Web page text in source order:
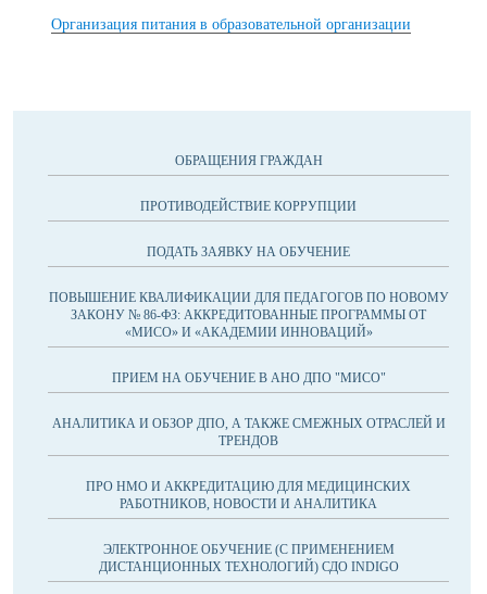
Организация питания в образовательной организации
ОБРАЩЕНИЯ ГРАЖДАН
ПРОТИВОДЕЙСТВИЕ КОРРУПЦИИ
ПОДАТЬ ЗАЯВКУ НА ОБУЧЕНИЕ
ПОВЫШЕНИЕ КВАЛИФИКАЦИИ ДЛЯ ПЕДАГОГОВ ПО НОВОМУ
ЗАКОНУ № 86-ФЗ: АККРЕДИТОВАННЫЕ ПРОГРАММЫ ОТ
«МИСО» И «АКАДЕМИИ ИННОВАЦИЙ»
ПРИЕМ НА ОБУЧЕНИЕ В АНО ДПО "МИСО"
АНАЛИТИКА И ОБЗОР ДПО, А ТАКЖЕ СМЕЖНЫХ ОТРАСЛЕЙ И
ТРЕНДОВ
ПРО НМО И АККРЕДИТАЦИЮ ДЛЯ МЕДИЦИНСКИХ
РАБОТНИКОВ, НОВОСТИ И АНАЛИТИКА
ЭЛЕКТРОННОЕ ОБУЧЕНИЕ (С ПРИМЕНЕНИЕМ
ДИСТАНЦИОННЫХ ТЕХНОЛОГИЙ) СДО INDIGO